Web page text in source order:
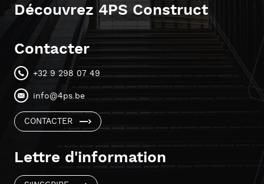
Découvrez 4PS Construct
Contacter
+32 9 298 07 49
info@4ps.be
CONTACTER
Lettre d'information